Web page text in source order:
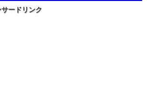
サードリンク